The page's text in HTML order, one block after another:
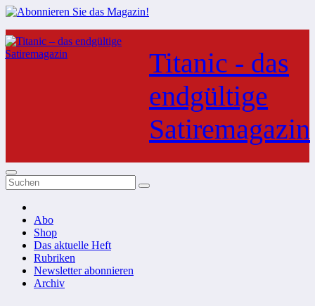
Zum
Inhalt
springen
Titanic - das
endgültige
Satiremagazin
Abo
Shop
Das aktuelle Heft
Rubriken
Newsletter abonnieren
Archiv